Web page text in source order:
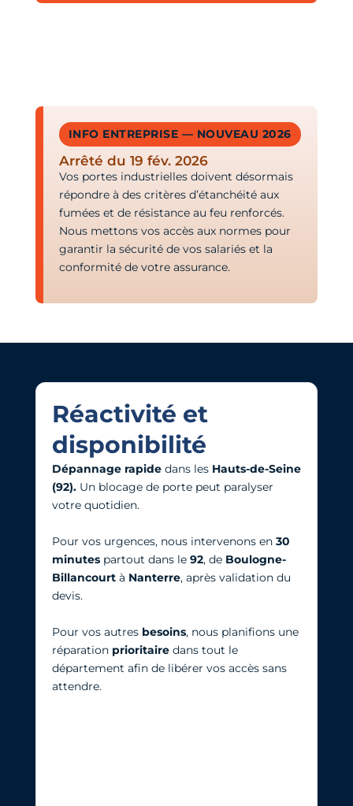
INFO ENTREPRISE — NOUVEAU 2026
Arrêté du 19 fév. 2026
Vos portes industrielles doivent désormais
répondre à des critères d’étanchéité aux
fumées et de résistance au feu renforcés.
Nous mettons vos accès aux normes pour
garantir la sécurité de vos salariés et la
conformité de votre assurance.
Réactivité et
disponibilité
Dépannage rapidedans les Hauts-de-Seine
(92). Un blocage de porte peut paralyser
votre quotidien.
Pour vos urgences, nous intervenons en 30
minutespartout dans le 92, de Boulogne-
Billancourtà Nanterre, après validation du
devis.
Pour vos autres besoins, nous planifions une
réparation prioritairedans tout le
département afin de libérer vos accès sans
attendre.